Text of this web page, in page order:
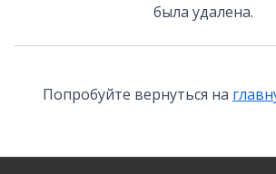
была удалена.
Попробуйте вернуться на